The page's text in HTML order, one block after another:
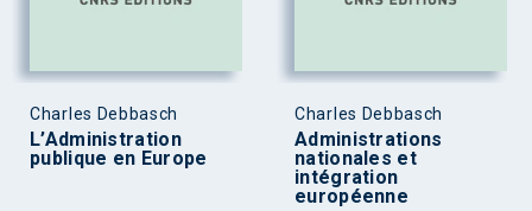
Charles Debbasch
L’Administration
publique en Europe
Charles Debbasch
Administrations
nationales et
intégration
européenne